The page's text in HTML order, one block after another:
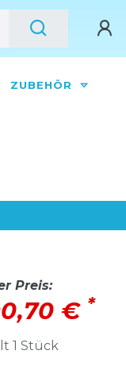
ZUBEHÖR
Preis:
€ *
1 Stück